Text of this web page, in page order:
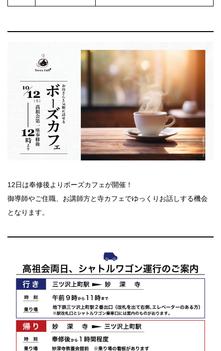
12日は奉修後よりボーズカフェが開催！
御導師やご住職、お講師方と寺カフェでゆっくりお話しする機会
となります。